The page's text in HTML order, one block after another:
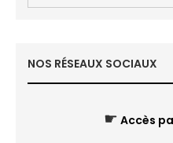
NOS RÉSEAUX SOCIAUX
☛ Accès